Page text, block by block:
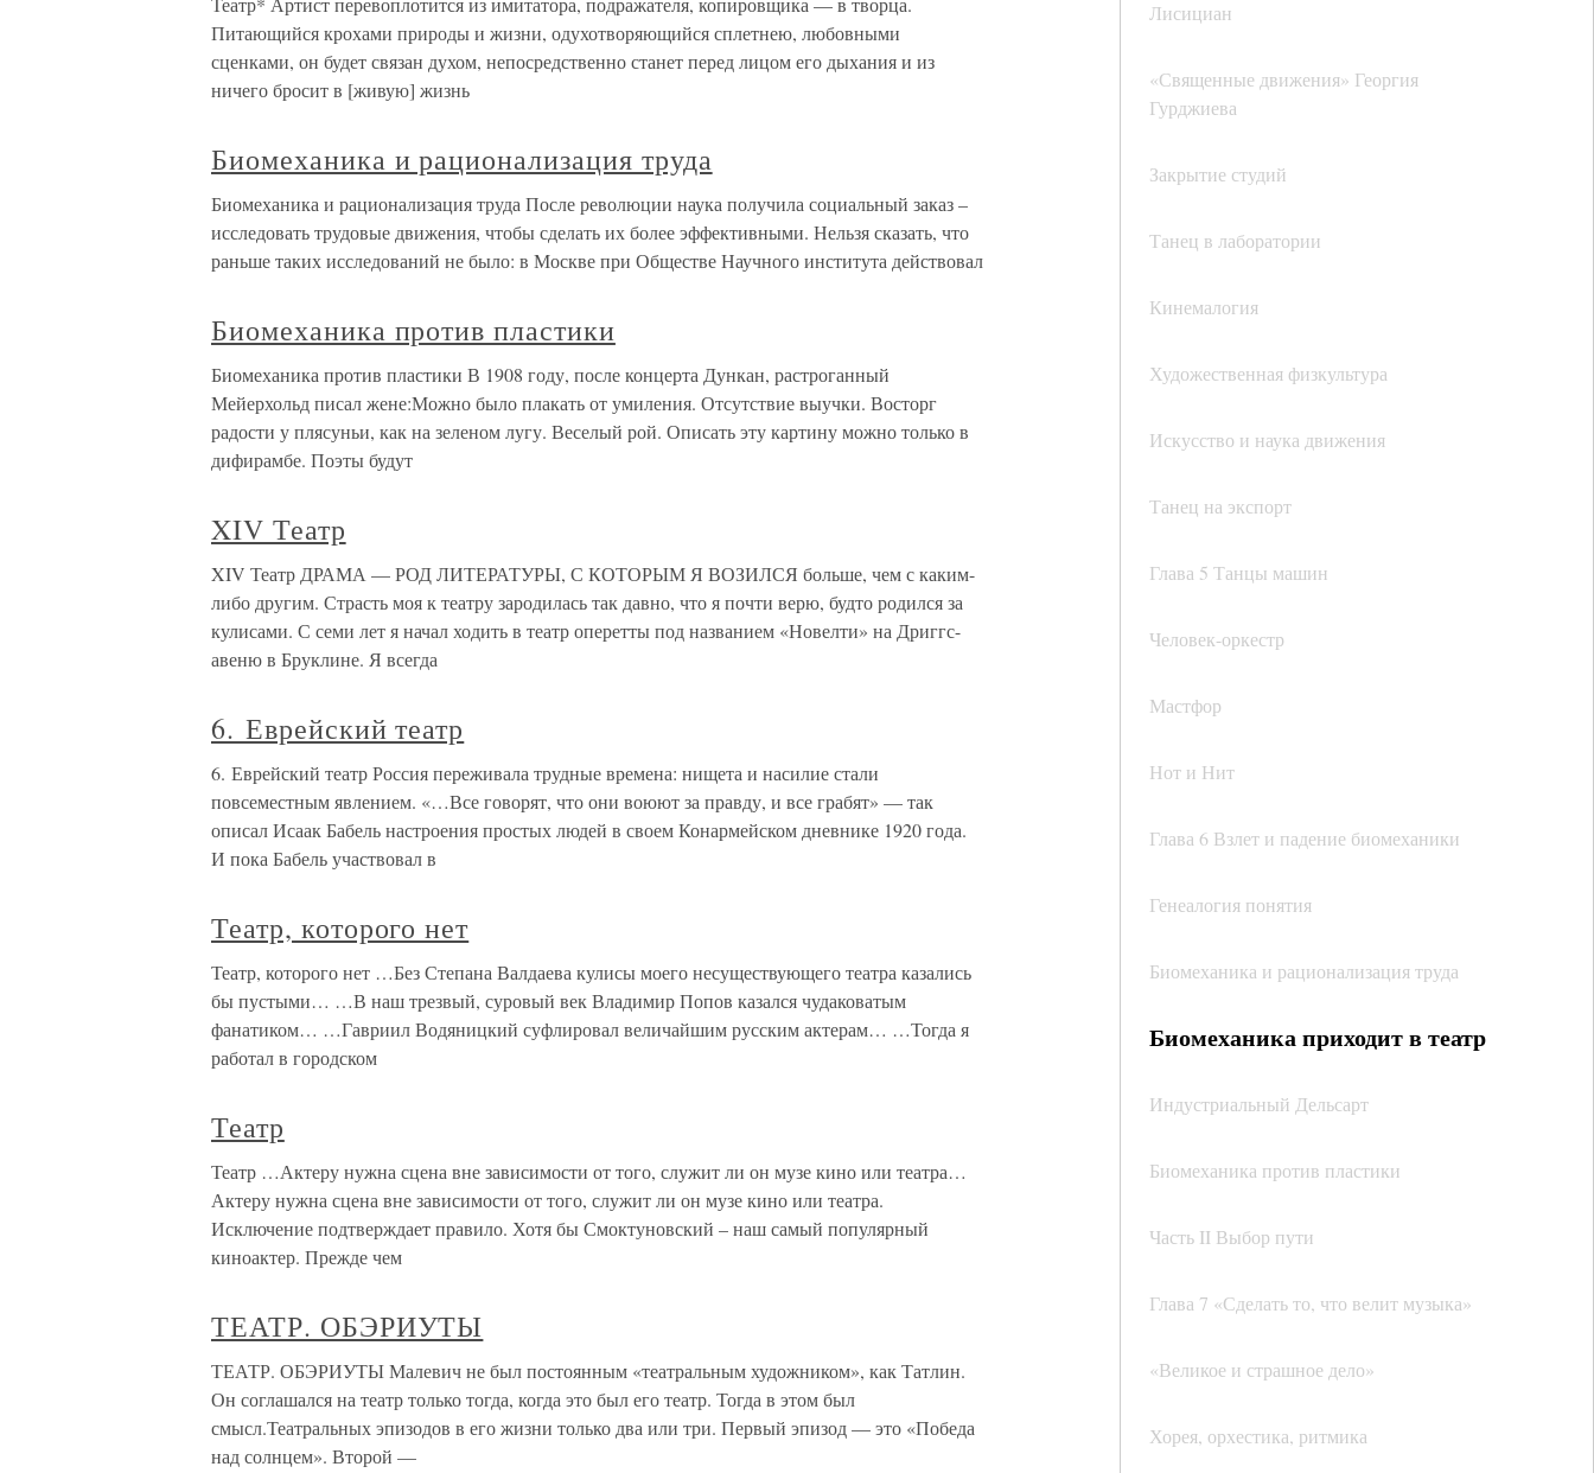
Лисициан
«Священные движения» Георгия
Гурджиева
Закрытие студий
Танец в лаборатории
Кинемалогия
Художественная физкультура
Искусство и наука движения
Танец на экспорт
Глава 5 Танцы машин
Человек-оркестр
Мастфор
Нот и Нит
Глава 6 Взлет и падение биомеханики
Генеалогия понятия
Биомеханика и рационализация труда
Биомеханика приходит в театр
Индустриальный Дельсарт
Биомеханика против пластики
Часть II Выбор пути
Глава 7 «Сделать то, что велит музыка»
«Великое и страшное дело»
Хорея, орхестика, ритмика
Питающийся крохами природы и жизни, одухотворяющийся сплетнею, любовными
сценками, он будет связан духом, непосредственно станет перед лицом его дыхания и из
ничего бросит в [живую] жизнь
Биомеханика и рационализация труда
Биомеханика и рационализация труда После революции наука получила социальный заказ –
исследовать трудовые движения, чтобы сделать их более эффективными. Нельзя сказать, что
раньше таких исследований не было: в Москве при Обществе Научного института действовал
Биомеханика против пластики
Биомеханика против пластики В 1908 году, после концерта Дункан, растроганный
Мейерхольд писал жене:Можно было плакать от умиления. Отсутствие выучки. Восторг
радости у плясуньи, как на зеленом лугу. Веселый рой. Описать эту картину можно только в
дифирамбе. Поэты будут
XIV Театр
XIV Театр ДРАМА — РОД ЛИТЕРАТУРЫ, С КОТОРЫМ Я ВОЗИЛСЯ больше, чем с каким-
либо другим. Страсть моя к театру зародилась так давно, что я почти верю, будто родился за
кулисами. С семи лет я начал ходить в театр оперетты под названием «Новелти» на Дриггс-
авеню в Бруклине. Я всегда
6. Еврейский театр
6. Еврейский театр Россия переживала трудные времена: нищета и насилие стали
повсеместным явлением. «…Все говорят, что они воюют за правду, и все грабят» — так
описал Исаак Бабель настроения простых людей в своем Конармейском дневнике 1920 года.
И пока Бабель участвовал в
Театр, которого нет
Театр, которого нет …Без Степана Валдаева кулисы моего несуществующего театра казались
бы пустыми… …В наш трезвый, суровый век Владимир Попов казался чудаковатым
фанатиком… …Гавриил Водяницкий суфлировал величайшим русским актерам… …Тогда я
работал в городском
Театр
Театр …Актеру нужна сцена вне зависимости от того, служит ли он музе кино или театра…
Актеру нужна сцена вне зависимости от того, служит ли он музе кино или театра.
Исключение подтверждает правило. Хотя бы Смоктуновский – наш самый популярный
киноактер. Прежде чем
ТЕАТР. ОБЭРИУТЫ
ТЕАТР. ОБЭРИУТЫ Малевич не был постоянным «театральным художником», как Татлин.
Он соглашался на театр только тогда, когда это был его театр. Тогда в этом был
смысл.Театральных эпизодов в его жизни только два или три. Первый эпизод — это «Победа
над солнцем». Второй —